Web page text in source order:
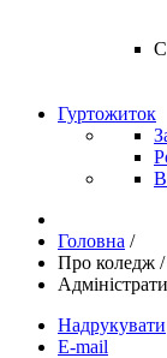
Гуртожиток
Головна /
Про коледж /
Надрукувати
E-mail